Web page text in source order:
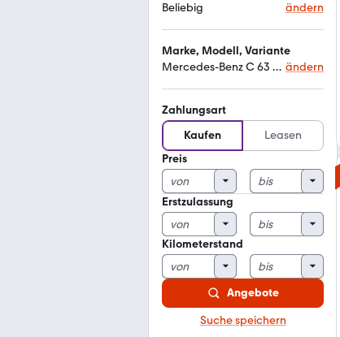
Beliebig
ändern
Marke, Modell, Variante
Mercedes-Benz C 63 AMG ändern
Zahlungsart
Kaufen
Leasen
Preis
Erstzulassung
Kilometerstand
Angebote
Suche speichern